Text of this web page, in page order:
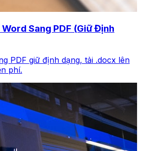
Sang PDF (Giữ Định
PDF giữ định dạng, tải .docx lên
phí.